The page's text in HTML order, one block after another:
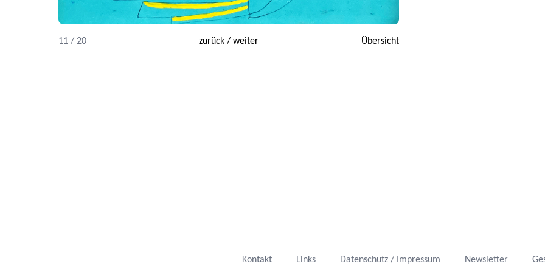
11 / 20 zurück/ weiter Übersicht
Kontakt Links Datenschutz / Impressum Newsletter